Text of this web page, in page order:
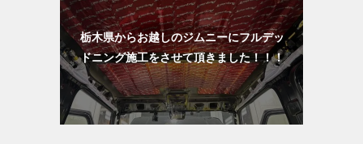
栃木県からお越しのジムニーにフルデッ
ドニング施工をさせて頂きました！！！